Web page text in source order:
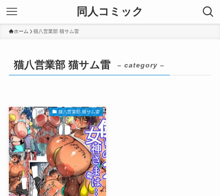
同人コミック
ホーム 猫八営業部 猫サム雷
猫八営業部 猫サム雷 – category –
猫八営業部 猫サム雷